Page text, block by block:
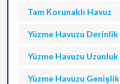
Tam Korunaklı Havuz
Yüzme Havuzu Derinlik
Yüzme Havuzu Uzunluk
Yüzme Havuzu Genişlik